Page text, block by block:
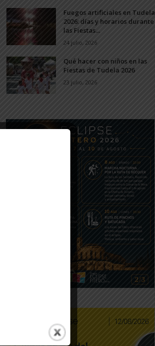
Fuegos artificiales en Tudela
2026: días y horarios durante
las Fiestas...
24 julio, 2026
Qué hacer con niños en las
Fiestas de Tudela 2026
23 julio, 2026